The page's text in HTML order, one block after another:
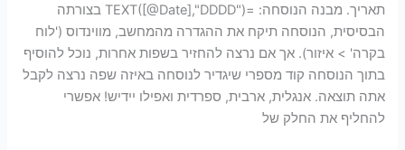
תאריך. מבנה הנוסחה: =TEXT([@Date],"DDDD") בצורתה
הבסיסית, הנוסחה תיקח את ההגדרה מהמחשב, מווינדוס ('לוח
בקרה' > איזור). אך אם נרצה להחזיר בשפות אחרות, נוכל להוסיף
בתוך הנוסחה קוד מספרי שיגדיר לנוסחה באיזה שפה נרצה לקבל
אתה תוצאה. אנגלית, ארבית, ספרדית ואפילו יידיש! אפשרי
להחליף את החלק של